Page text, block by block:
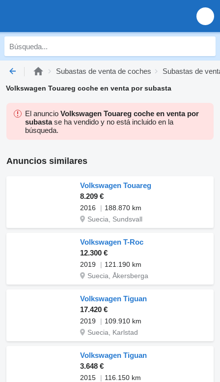
Subastas de venta de coches Subastas de
Volkswagen Touareg coche en venta por subasta
El anuncio Volkswagen Touareg coche en venta por
subastase ha vendido y no está incluido en la
búsqueda.
Anuncios similares
Volkswagen Touareg
8.209 €
2016
188.870 km
Suecia, Sundsvall
Volkswagen T-Roc
12.300 €
2019
121.190 km
Suecia, Åkersberga
Volkswagen Tiguan
17.420 €
2019
109.910 km
Suecia, Karlstad
Volkswagen Tiguan
3.648 €
2015
116.150 km